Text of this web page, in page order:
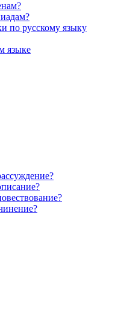
по русскому языку
языке